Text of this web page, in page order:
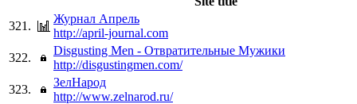
321.
Журнал Апрель
http://april-journal.com
322.
Disgusting Men - Отвратительные Мужики
http://disgustingmen.com/
323.
ЗелНарод
http://www.zelnarod.ru/